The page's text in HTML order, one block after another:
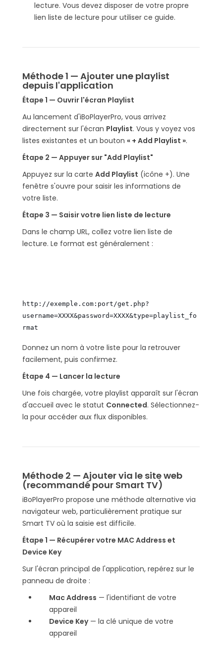
lecture. Vous devez disposer de votre propre
lien liste de lecture pour utiliser ce guide.
Méthode 1 — Ajouter une playlist
depuis l'application
Étape 1 — Ouvrir l'écran Playlist
Au lancement d'iBoPlayerPro, vous arrivez
directement sur l'écran Playlist. Vous y voyez vos
listes existantes et un bouton « + Add Playlist ».
Étape 2 — Appuyer sur "Add Playlist"
Appuyez sur la carte Add Playlist (icône +). Une
fenêtre s'ouvre pour saisir les informations de
votre liste.
Étape 3 — Saisir votre lien liste de lecture
Dans le champ URL, collez votre lien liste de
lecture. Le format est généralement :
http://exemple.com:port/get.php?
username=XXXX&password=XXXX&type=playlist_fo
rmat
Donnez un nom à votre liste pour la retrouver
facilement, puis confirmez.
Étape 4 — Lancer la lecture
Une fois chargée, votre playlist apparaît sur l'écran
d'accueil avec le statut Connected. Sélectionnez-
la pour accéder aux flux disponibles.
Méthode 2 — Ajouter via le site web
(recommandé pour Smart TV)
iBoPlayerPro propose une méthode alternative via
navigateur web, particulièrement pratique sur
Smart TV où la saisie est difficile.
Étape 1 — Récupérer votre MAC Address et
Device Key
Sur l'écran principal de l'application, repérez sur le
panneau de droite :
Mac Address — l'identifiant de votre
appareil
Device Key— la clé unique de votre
appareil